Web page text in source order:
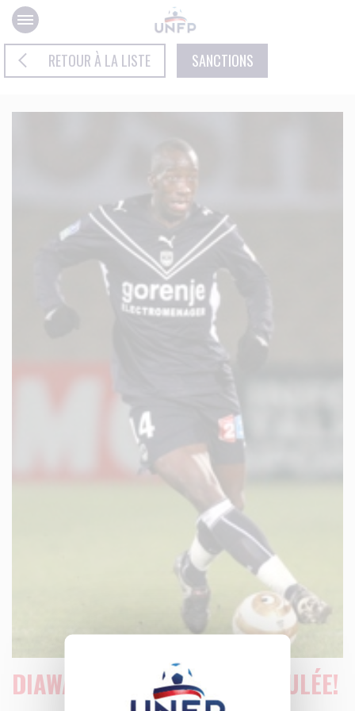
Panneau de gestion des cookies
RETOUR À LA LISTE SANCTIONS
DIAWARA: SUSPENSION ANNULÉE!